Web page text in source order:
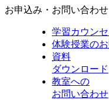
お申込み・お問い合わせ
学習カウン
体験授業の
資料
ダウンロード
教室への
お問い合わせ